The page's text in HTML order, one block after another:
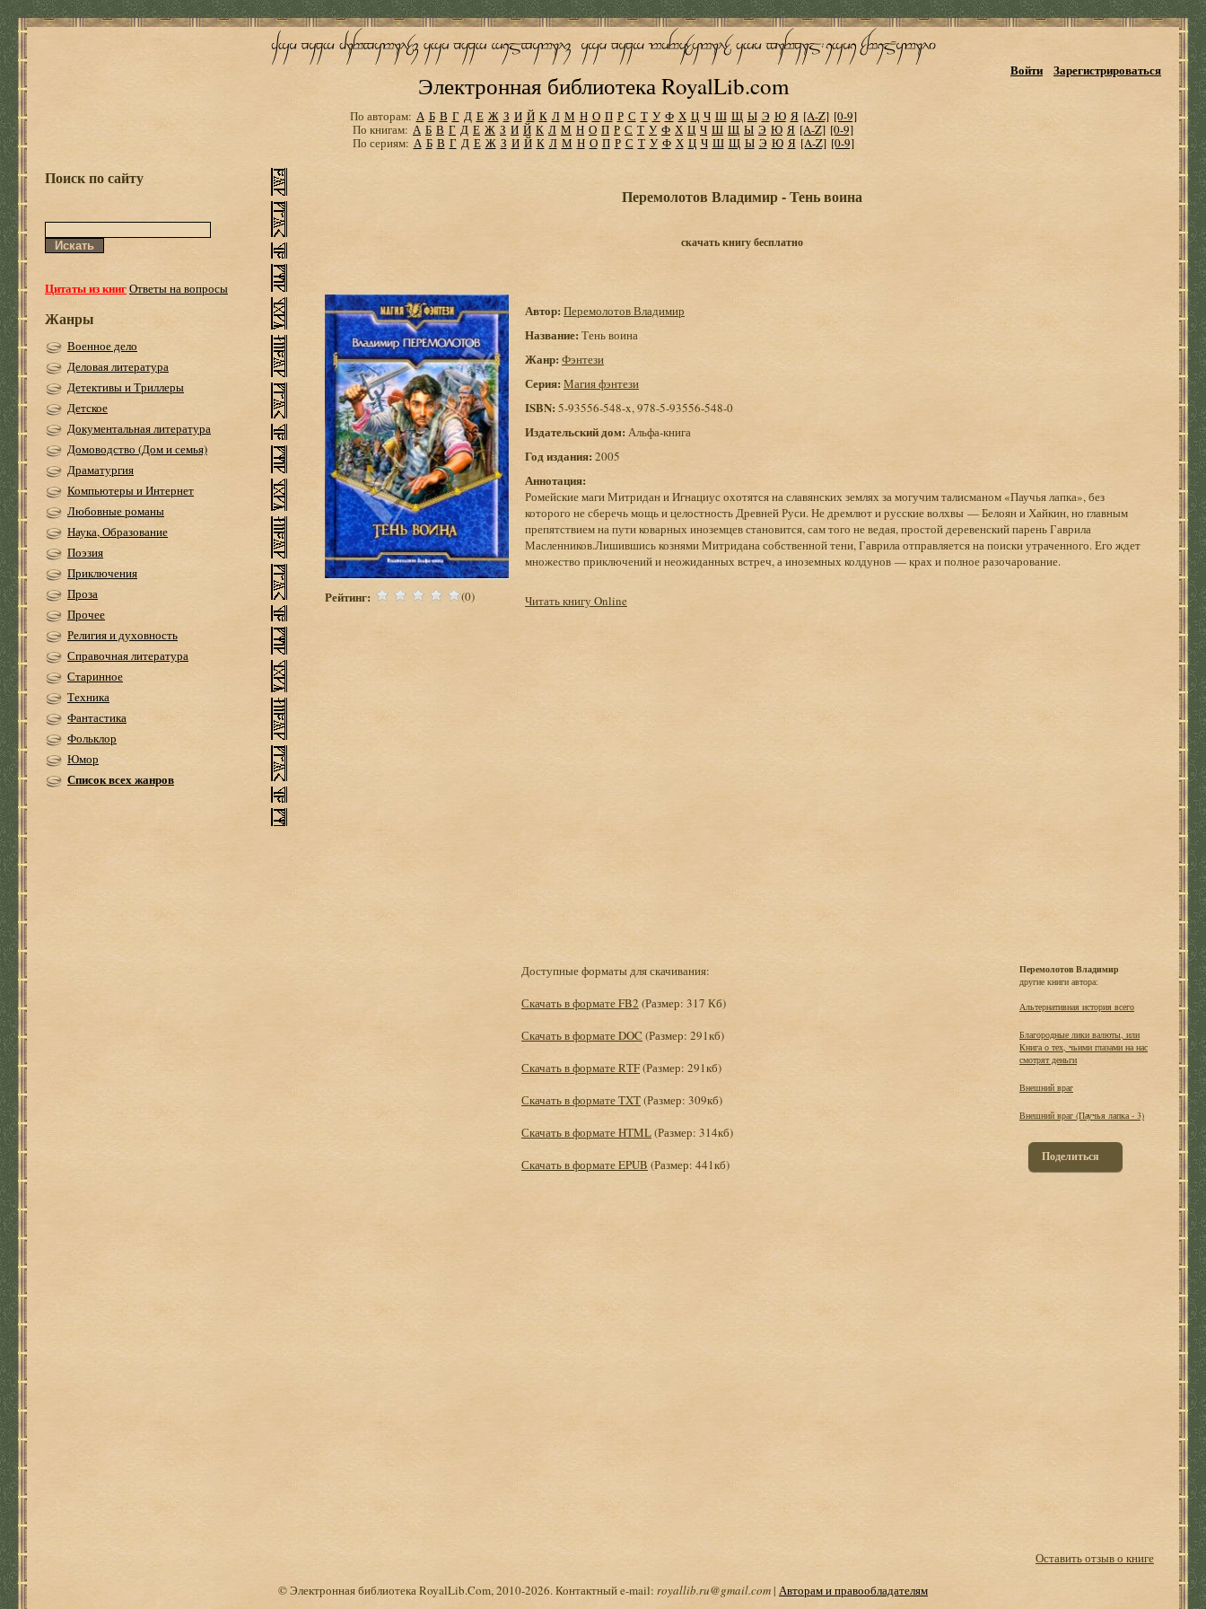
Электронная библиотека RoyalLib.com
Войти Зарегистрироваться
По авторам: А Б В Г Д Е Ж З И Й К Л М Н О П Р С Т У Ф Х Ц Ч Ш Щ Ы Э Ю Я [A-Z] [0-9]
По книгам: А Б В Г Д Е Ж З И Й К Л М Н О П Р С Т У Ф Х Ц Ч Ш Щ Ы Э Ю Я [A-Z] [0-9]
По сериям: А Б В Г Д Е Ж З И Й К Л М Н О П Р С Т У Ф Х Ц Ч Ш Щ Ы Э Ю Я [A-Z] [0-9]
Поиск по сайту
Цитаты из книгОтветы на вопросы
Жанры
Военное дело
Деловая литература
Детективы и Триллеры
Детское
Документальная литература
Домоводство (Дом и семья)
Драматургия
Компьютеры и Интернет
Любовные романы
Наука, Образование
Поэзия
Приключения
Проза
Прочее
Религия и духовность
Справочная литература
Старинное
Техника
Фантастика
Фольклор
Юмор
Список всех жанров
Перемолотов Владимир - Тень воина
скачать книгу бесплатно
Рейтинг: (0)
Автор: Перемолотов Владимир
Название: Тень воина
Жанр: Фэнтези
Серия: Магия фэнтези
ISBN: 5-93556-548-x, 978-5-93556-548-0
Издательский дом: Альфа-книга
Год издания: 2005
Аннотация:
Ромейские маги Митридан и Игнациус охотятся на славянских землях за могучим талисманом «Паучья лапка», без
которого не сберечь мощь и целостность Древней Руси. Не дремлют и русские волхвы — Белоян и Хайкин, но главным
препятствием на пути коварных иноземцев становится, сам того не ведая, простой деревенский парень Гаврила
Масленников.Лишившись кознями Митридана собственной тени, Гаврила отправляется на поиски утраченного. Его ждет
множество приключений и неожиданных встреч, а иноземных колдунов — крах и полное разочарование.
Читать книгу Online
Доступные форматы для скачивания:
Скачать в формате FB2 (Размер: 317 Кб)
Скачать в формате DOC (Размер: 291кб)
Скачать в формате RTF(Размер: 291кб)
Скачать в формате TXT(Размер: 309кб)
Скачать в формате HTML(Размер: 314кб)
Скачать в формате EPUB (Размер: 441кб)
Перемолотов Владимир
другие книги автора:
Альтернативная история всего
Благородные лики валюты, или
Книга о тех, чьими глазами на нас
смотрят деньги
Внешний враг
Внешний враг (Паучья лапка - 3)
Поделиться
Оставить отзыв о книге
© Электронная библиотека RoyalLib.Com, 2010-2026. Контактный e-mail: royallib.ru@gmail.com| Авторам и правообладателям